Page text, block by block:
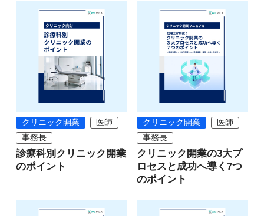
クリニック開業
医師
事務長
診療科別クリニック開業
のポイント
クリニック開業
医師
事務長
クリニック開業の3大プ
ロセスと成功へ導く7つ
のポイント